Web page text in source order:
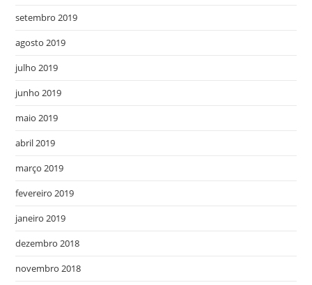
setembro 2019
agosto 2019
julho 2019
junho 2019
maio 2019
abril 2019
março 2019
fevereiro 2019
janeiro 2019
dezembro 2018
novembro 2018